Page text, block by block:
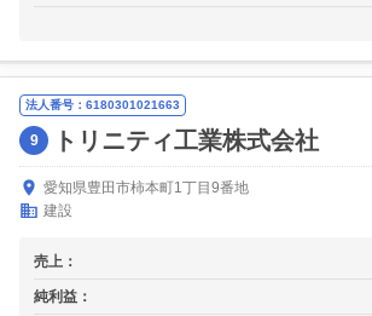
法人番号：6180301021663
9 トリニティ工業株式会社
愛知県豊田市柿本町1丁目9番地
建設
売上：
純利益：